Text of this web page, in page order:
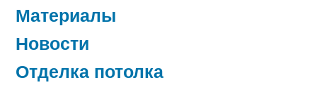
Материалы
Новости
Отделка потолка